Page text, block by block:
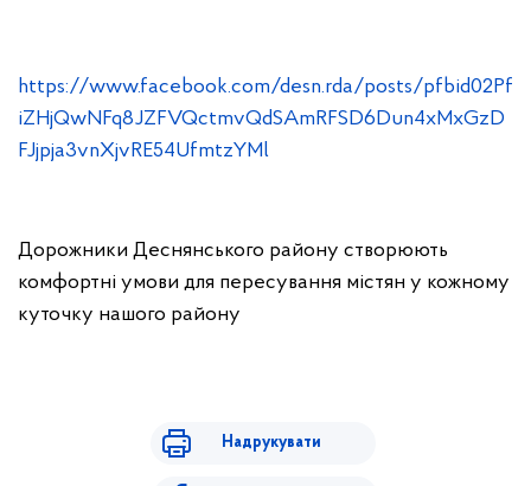
https://www.facebook.com/desn.rda/posts/pfbid02Pf
iZHjQwNFq8JZFVQctmvQdSAmRFSD6Dun4xMxGzD
FJjpja3vnXjvRE54UfmtzYMl
Дорожники Деснянського району створюють
комфортні умови для пересування містян у кожному
куточку нашого району
Надрукувати